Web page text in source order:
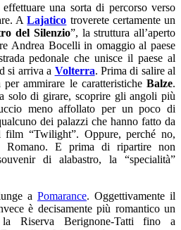
effettuare una sorta di percorso verso
ALajatico troverete certamente un
del Silenzio”, la struttura all’aperto
Andrea Bocelli in omaggio al paese
pedonale che unisce il paese al
si arriva a Volterra. Prima di salire al
ammirare le caratteristicheBalze.
solo di girare, scoprire gli angoli più
meno affollato per un poco di
dei palazzi che hanno fatto da
film “Twilight”. Oppure, perché no,
Romano. E prima di ripartire non
di alabastro, la “specialità”
a Pomarance. Oggettivamente il
è decisamente più romantico un
Riserva Berignone-Tatti fino a